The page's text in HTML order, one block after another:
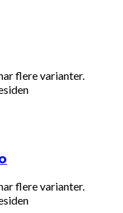
flere varianter.
flere varianter.